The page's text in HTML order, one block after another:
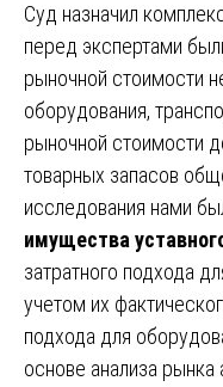
Суд назначил
перед экспертами
рыночной стоимости
оборудования,
рыночной стоимости
товарных запасов
исследования нами
имущества
затратного подхода
учетом их
подхода для
основе анализа рынка